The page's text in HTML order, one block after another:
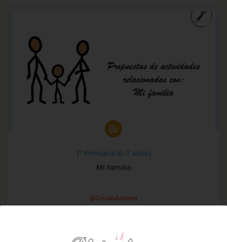
1º Primaria (6-7 años)
Mi familia
@GrupoAdapta